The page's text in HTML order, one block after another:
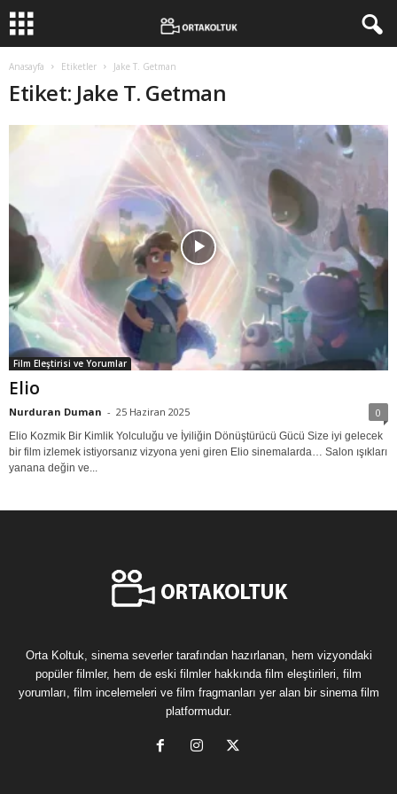
Anasayfa Etiketler Jake T. Getman
Etiket: Jake T. Getman
Film Eleştirisi ve Yorumlar
Elio
Nurduran Duman - 25 Haziran 2025 0
Elio Kozmik Bir Kimlik Yolculuğu ve İyiliğin Dönüştürücü Gücü Size iyi gelecek
bir film izlemek istiyorsanız vizyona yeni giren Elio sinemalarda… Salon ışıkları
yanana değin ve...
Orta Koltuk, sinema severler tarafından hazırlanan, hem vizyondaki
popüler filmler, hem de eski filmler hakkında film eleştirileri, film
yorumları, film incelemeleri ve film fragmanları yer alan bir sinema film
platformudur.